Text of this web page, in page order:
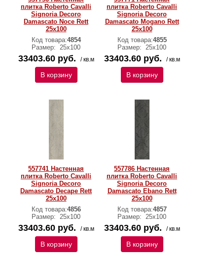
плитка Roberto Cavalli
Signoria Decoro
Damascato Noce Rett
25x100
Код товара:4854
Размер: 25x100
33403.60 руб. / кв.м
В корзину
плитка Roberto Cavalli
Signoria Decoro
Damascato Mogano Rett
25x100
Код товара:4855
Размер: 25x100
33403.60 руб. / кв.м
В корзину
557741 Настенная
плитка Roberto Cavalli
Signoria Decoro
Damascato Decape Rett
25x100
Код товара:4856
Размер: 25x100
33403.60 руб. / кв.м
В корзину
557786 Настенная
плитка Roberto Cavalli
Signoria Decoro
Damascato Ebano Rett
25x100
Код товара:4857
Размер: 25x100
33403.60 руб. / кв.м
В корзину